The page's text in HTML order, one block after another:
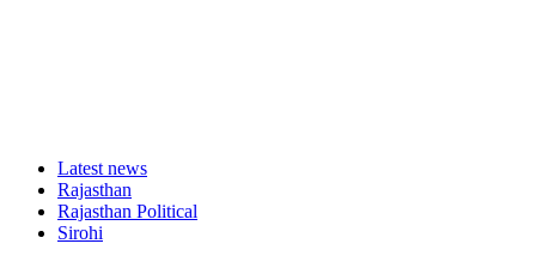
Latest news
Rajasthan
Rajasthan Political
Sirohi